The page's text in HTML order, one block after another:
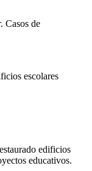
Casos de
escolares
edificios
educativos.